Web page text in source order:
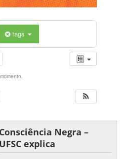
tags
Consciência Negra –
UFSC explica